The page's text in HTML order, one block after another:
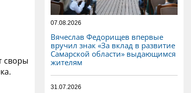
своры
07.08.2026
Вячеслав Федорищев впервые
вручил знак «За вклад в развитие
Самарской области» выдающимся
жителям
31.07.2026